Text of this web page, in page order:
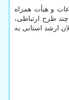
و هیأت همراه
طرح ارتباطی،
ارشد استانی به